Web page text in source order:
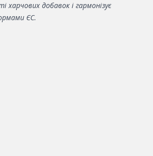
харчових добавок і гармонізує
ЄС.